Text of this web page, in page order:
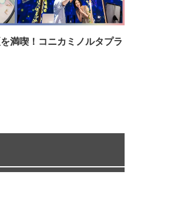
満喫！コニカミノルタプラ